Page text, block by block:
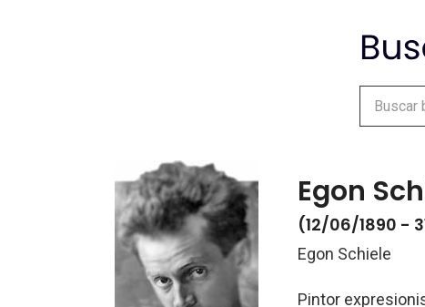
Egon
(12/06/1890 -
Egon Schiele
Pintor